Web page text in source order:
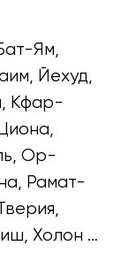
Ям,
Йехуд,
Кфар-
Ор-
Рамат-
Холон …